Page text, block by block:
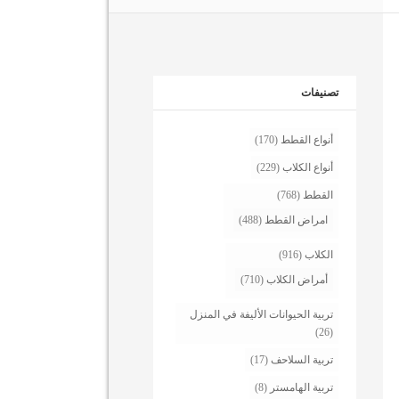
تصنيفات
أنواع القطط (170)
أنواع الكلاب (229)
القطط (768)
امراض القطط (488)
الكلاب (916)
أمراض الكلاب (710)
تربية الحيوانات الأليفة في المنزل
(26)
تربية السلاحف (17)
تربية الهامستر (8)